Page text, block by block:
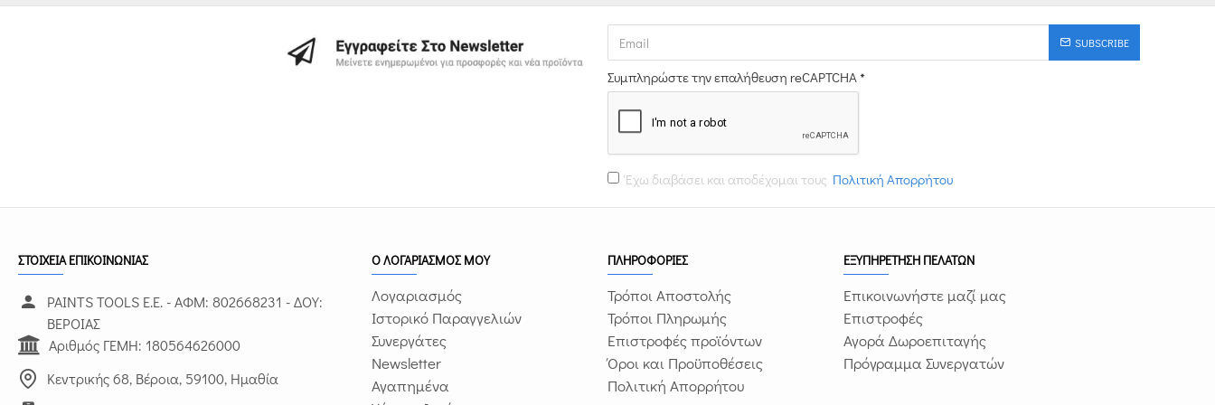
SUBSCRIBE
Συμπληρώστε την επαλήθευση reCAPTCHA
Έχω διαβάσει και αποδέχομαι τους Πολιτική Απορρήτου
ΣΤΟΙΧΕΙΑ ΕΠΙΚΟΙΝΩΝΙΑΣ
PAINTS TOOLS Ε.Ε. - ΑΦΜ: 802668231 - ΔΟΥ:
ΒΕΡΟΙΑΣ
Αριθμός ΓΕΜΗ: 180564626000
Κεντρικής 68, Βέροια, 59100, Ημαθία
Ο ΛΟΓΑΡΙΑΣΜΟΣ ΜΟΥ
Λογαριασμός
Ιστορικό Παραγγελιών
Συνεργάτες
Newsletter
Αγαπημένα
ΠΛΗΡΟΦΟΡΙΕΣ
Τρόποι Αποστολής
Τρόποι Πληρωμής
Επιστροφές προϊόντων
Όροι και Προϋποθέσεις
Πολιτική Απορρήτου
ΕΞΥΠΗΡΕΤΗΣΗ ΠΕΛΑΤΩΝ
Επικοινωνήστε μαζί μας
Επιστροφές
Αγορά Δωροεπιταγής
Πρόγραμμα Συνεργατών